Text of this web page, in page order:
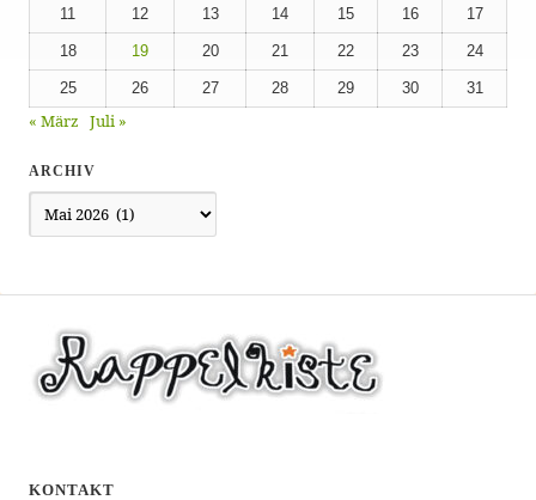
11 12 13 14 15 16 17
18 19 20 21 22 23 24
25 26 27 28 29 30 31
« März Juli »
ARCHIV
Archiv
KONTAKT